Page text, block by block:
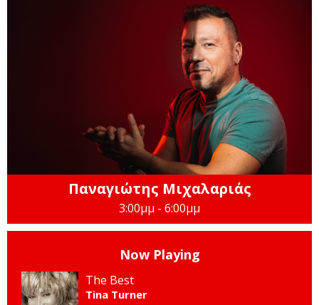
Παναγιώτης Μιχαλαριάς
3:00μμ - 6:00μμ
Now Playing
The Best
Tina Turner